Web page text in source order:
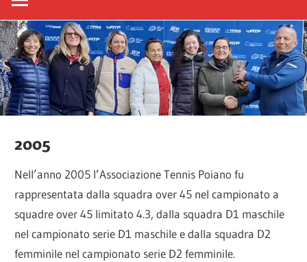
2005
Nell’anno 2005 l’Associazione Tennis Poiano fu
rappresentata dalla squadra over 45 nel campionato a
squadre over 45 limitato 4.3, dalla squadra D1 maschile
nel campionato serie D1 maschile e dalla squadra D2
femminile nel campionato serie D2 femminile.